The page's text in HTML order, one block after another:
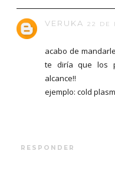
VERUKA 22 DE
acabo de
te diría que los
alcance!!
ejemplo: cold
RESPONDER